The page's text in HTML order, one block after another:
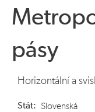
pásy
Horizontální a
Stát:
Slovenská